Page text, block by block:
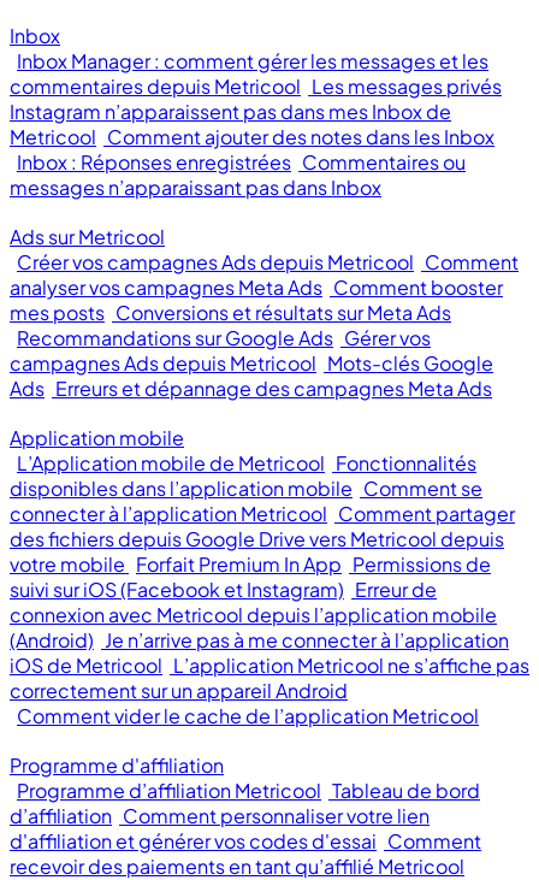
Inbox
Inbox Manager : comment gérer les messages et les
commentaires depuis Metricool Les messages privés
Instagram n’apparaissent pas dans mes Inbox de
Metricool Comment ajouter des notes dans les Inbox
Inbox : Réponses enregistrées Commentaires ou
messages n’apparaissant pas dans Inbox
Ads sur Metricool
Créer vos campagnes Ads depuis Metricool Comment
analyser vos campagnes Meta Ads Comment booster
mes posts Conversions et résultats sur Meta Ads
Recommandations sur Google Ads Gérer vos
campagnes Ads depuis Metricool Mots-clés Google
Ads Erreurs et dépannage des campagnes Meta Ads
Application mobile
L’Application mobile de Metricool Fonctionnalités
disponibles dans l’application mobile Comment se
connecter à l’application Metricool Comment partager
des fichiers depuis Google Drive vers Metricool depuis
votre mobile Forfait Premium In App Permissions de
suivi sur iOS (Facebook et Instagram) Erreur de
connexion avec Metricool depuis l’application mobile
(Android) Je n’arrive pas à me connecter à l’application
iOS de Metricool L’application Metricool ne s’affiche pas
correctement sur un appareil Android
Comment vider le cache de l’application Metricool
Programme d'affiliation
Programme d’affiliation Metricool Tableau de bord
d’affiliation Comment personnaliser votre lien
d'affiliation et générer vos codes d'essai Comment
recevoir des paiements en tant qu’affilié Metricool